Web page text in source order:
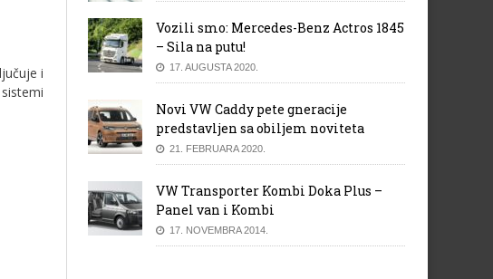
i
Vozili smo: Mercedes-Benz Actros 1845
– Sila na putu!
17. AUGUSTA 2020.
Novi VW Caddy pete gneracije
predstavljen sa obiljem noviteta
21. FEBRUARA 2020.
VW Transporter Kombi Doka Plus –
Panel van i Kombi
17. NOVEMBRA 2014.